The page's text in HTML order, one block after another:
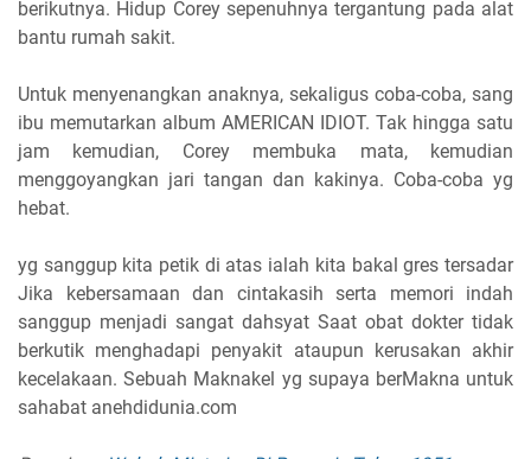
berikutnya. Hidup Corey sepenuhnya tergantung pada alat
bantu rumah sakit.
Untuk menyenangkan anaknya, sekaligus coba-coba, sang
ibu memutarkan album AMERICAN IDIOT. Tak hingga satu
jam kemudian, Corey membuka mata, kemudian
menggoyangkan jari tangan dan kakinya. Coba-coba yg
hebat.
yg sanggup kita petik di atas ialah kita bakal gres tersadar
Jika kebersamaan dan cintakasih serta memori indah
sanggup menjadi sangat dahsyat Saat obat dokter tidak
berkutik menghadapi penyakit ataupun kerusakan akhir
kecelakaan. Sebuah Maknakel yg supaya berMakna untuk
sahabat anehdidunia.com